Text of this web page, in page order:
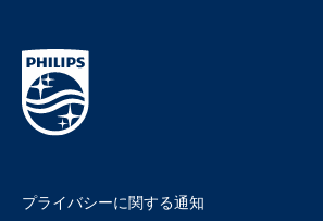
プライバシーに関する通知